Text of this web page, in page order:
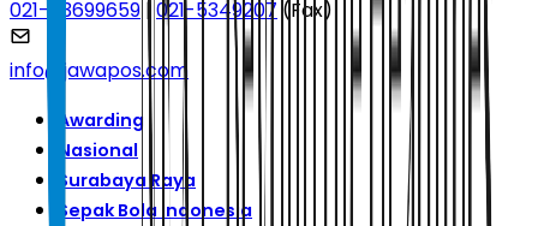
021-53699659 | 021-5349207 (Fax)
info@jawapos.com
Awarding
Nasional
Surabaya Raya
Sepak Bola Indonesia